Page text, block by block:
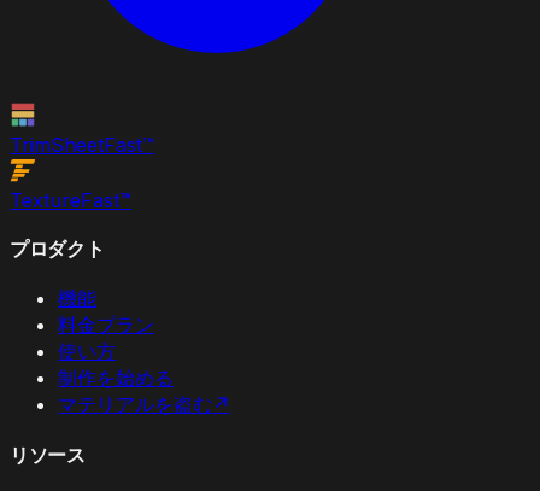
TrimSheetFast™
TextureFast™
プロダクト
機能
料金プラン
使い方
制作を始める
マテリアルを盗む ↗
リソース